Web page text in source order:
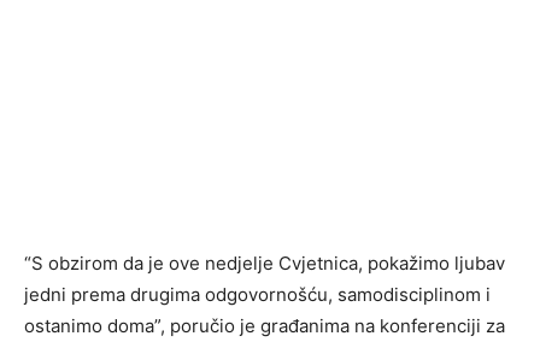
“S obzirom da je ove nedjelje Cvjetnica, pokažimo ljubav
jedni prema drugima odgovornošću, samodisciplinom i
ostanimo doma”, poručio je građanima na konferenciji za